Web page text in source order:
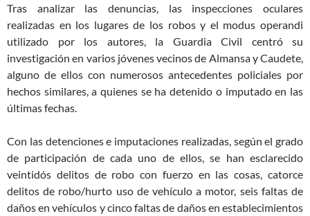
Tras analizar las denuncias, las inspecciones oculares
realizadas en los lugares de los robos y el modus operandi
utilizado por los autores, la Guardia Civil centró su
investigación en varios jóvenes vecinos de Almansa y Caudete,
alguno de ellos con numerosos antecedentes policiales por
hechos similares, a quienes se ha detenido o imputado en las
últimas fechas.
Con las detenciones e imputaciones realizadas, según el grado
de participación de cada uno de ellos, se han esclarecido
veintidós delitos de robo con fuerzo en las cosas, catorce
delitos de robo/hurto uso de vehículo a motor, seis faltas de
daños en vehículos y cinco faltas de daños en establecimientos